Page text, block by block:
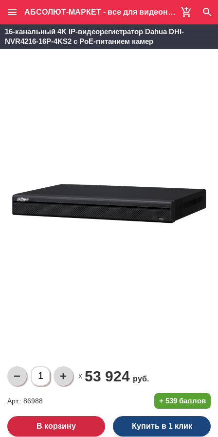
АБСОЛЮТ-МАРКЕТ - все для видеонаблюдения и систем безопасности
16-канальный 4K IP-видеорегистратор Dahua DHI-
NVR4216-16P-4KS2 с PoE-питанием камер
X 53 924 руб.
Арт.: 86988 + 539 баллов
Купить в 1 клик